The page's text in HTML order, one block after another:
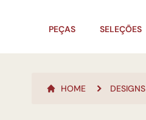
PEÇAS SELEÇÕES
HOME DESIGNS